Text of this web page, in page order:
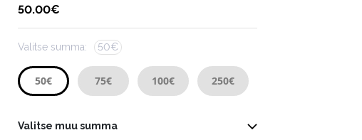
50.00€
Valitse summa: 50€
50€ 75€ 100€ 250€
Valitse muu summa